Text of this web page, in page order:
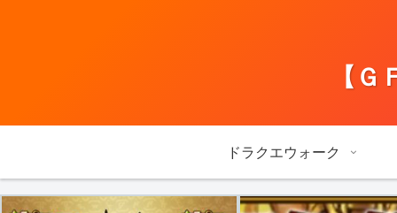
【
ドラクエウォーク